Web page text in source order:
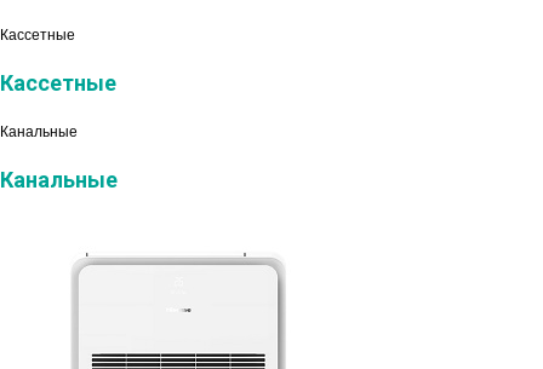
Кассетные
Кассетные
Канальные
Канальные